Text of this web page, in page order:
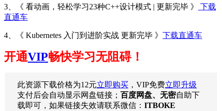
3、《 看动画，轻松学习23种C++设计模式 | 更新完毕 》
下载
直通车
4、《 Kubernetes 入门到进阶实战 更新完毕 》 下载直通车
开通VIP畅快学习无阻碍！
此资源下载价格为12元立即购买 ，VIP免费立即升级
支付后会自动显示网盘链接； 百度网盘、无密自助下
载即可，如果链接失效请联系微信： ITBOKE